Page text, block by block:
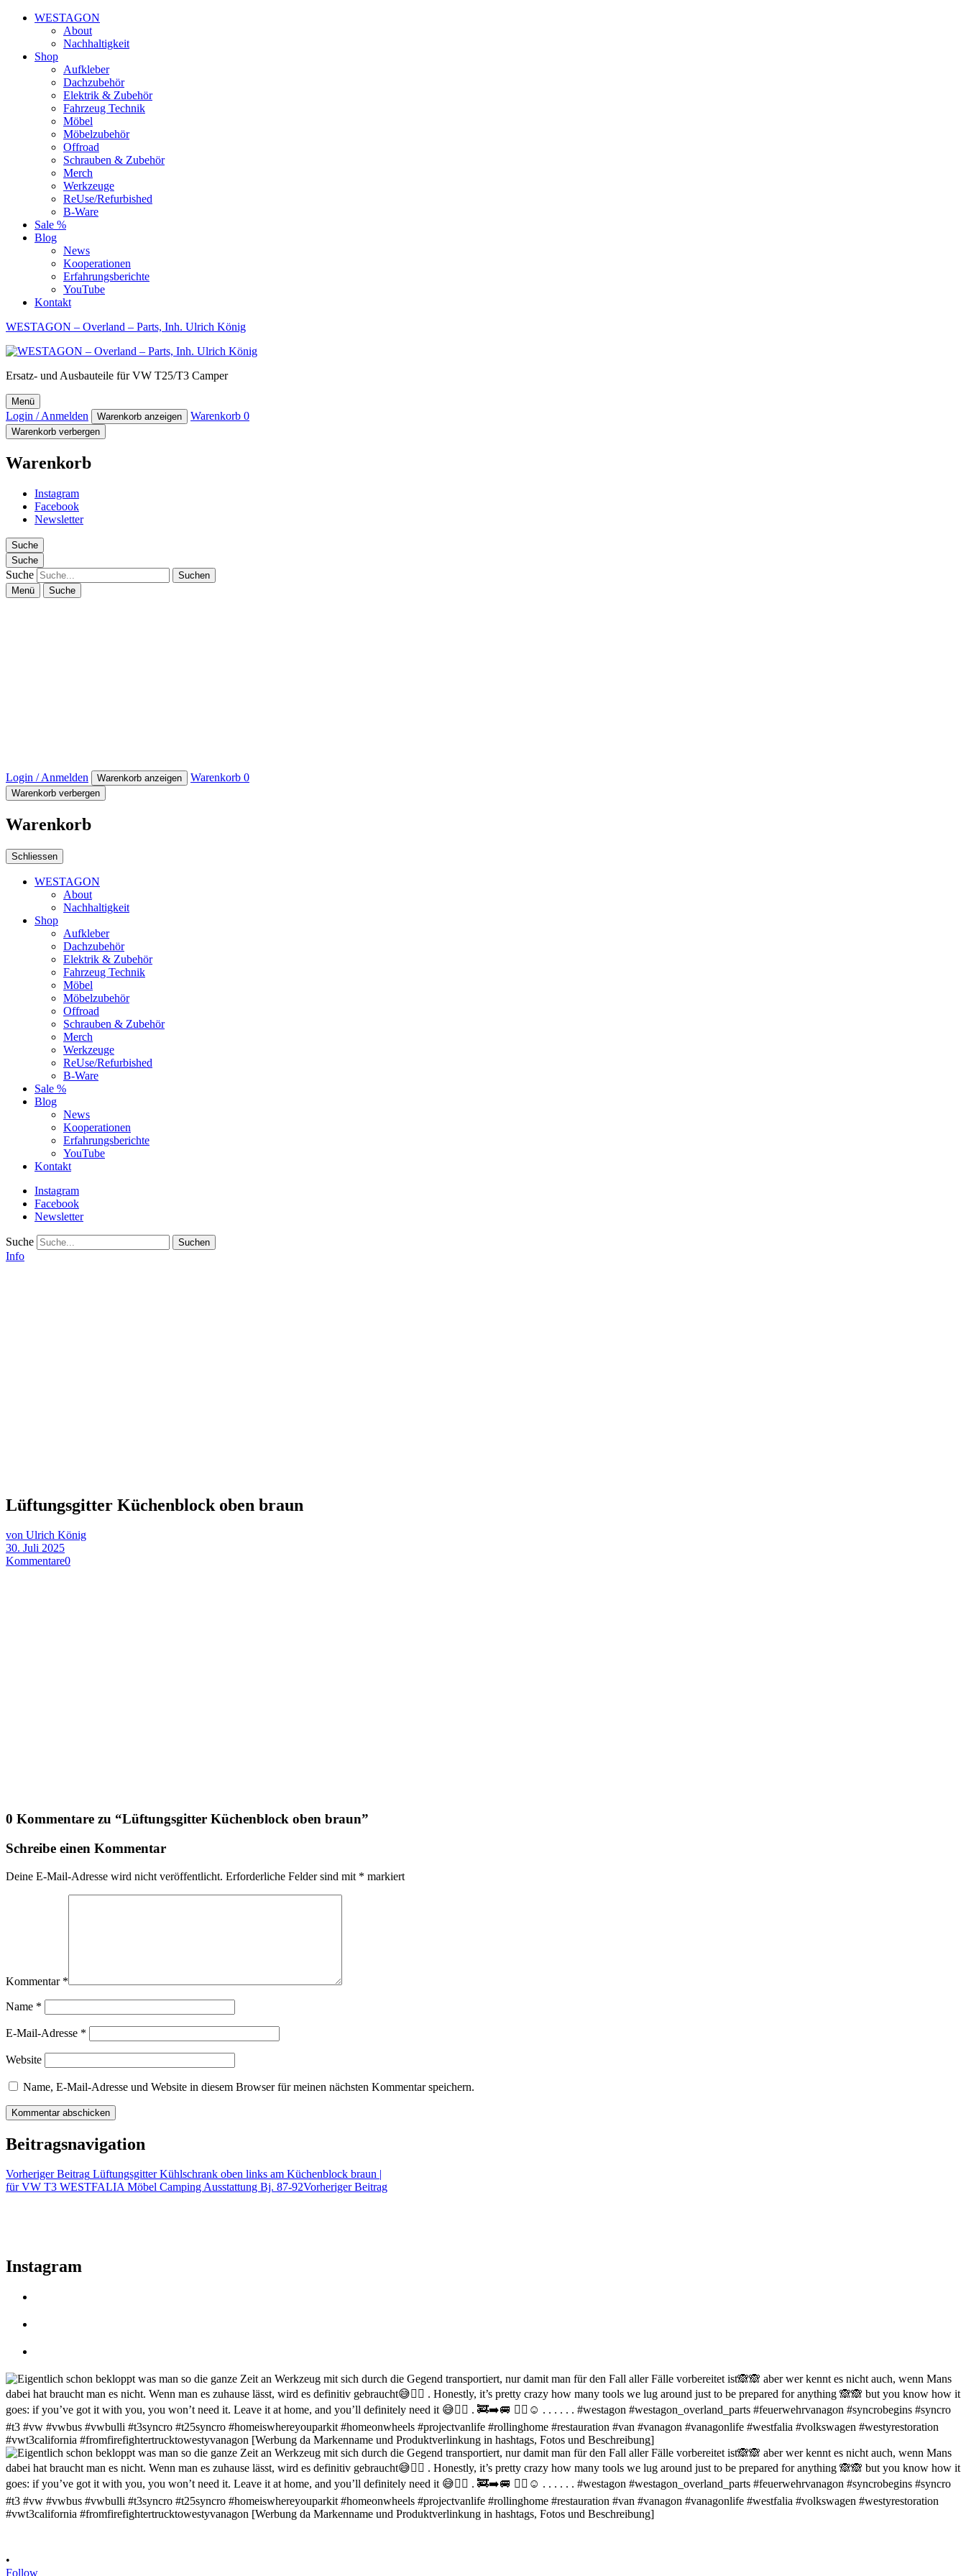
WESTAGON
About
Nachhaltigkeit
Shop
Aufkleber
Dachzubehör
Elektrik & Zubehör
Fahrzeug Technik
Möbel
Möbelzubehör
Offroad
Schrauben & Zubehör
Merch
Werkzeuge
ReUse/Refurbished
B-Ware
Sale %
Blog
News
Kooperationen
Erfahrungsberichte
YouTube
Kontakt
WESTAGON – Overland – Parts, Inh. Ulrich König
Ersatz- und Ausbauteile für VW T25/T3 Camper
Menü
Login / Anmelden Warenkorb anzeigen Warenkorb 0
Warenkorb verbergen
Warenkorb
Instagram
Facebook
Newsletter
Suche
Suche
Suche
Menü Suche
Login / Anmelden Warenkorb anzeigen Warenkorb 0
Warenkorb verbergen
Warenkorb
Schliessen
WESTAGON
About
Nachhaltigkeit
Shop
Aufkleber
Dachzubehör
Elektrik & Zubehör
Fahrzeug Technik
Möbel
Möbelzubehör
Offroad
Schrauben & Zubehör
Merch
Werkzeuge
ReUse/Refurbished
B-Ware
Sale %
Blog
News
Kooperationen
Erfahrungsberichte
YouTube
Kontakt
Instagram
Facebook
Newsletter
Suche
Info
Lüftungsgitter Küchenblock oben braun
von Ulrich König
30. Juli 2025
Kommentare0
0 Kommentare zu “Lüftungsgitter Küchenblock oben braun”
Schreibe einen Kommentar
Deine E-Mail-Adresse wird nicht veröffentlicht. Erforderliche Felder sind mit * markiert
Kommentar *
Name *
E-Mail-Adresse *
Website
Name, E-Mail-Adresse und Website in diesem Browser für meinen nächsten Kommentar speichern.
Beitragsnavigation
Vorheriger Beitrag Lüftungsgitter Kühlschrank oben links am Küchenblock braun |
für VW T3 WESTFALIA Möbel Camping Ausstattung Bj. 87-92Vorheriger Beitrag
Instagram
•
Follow